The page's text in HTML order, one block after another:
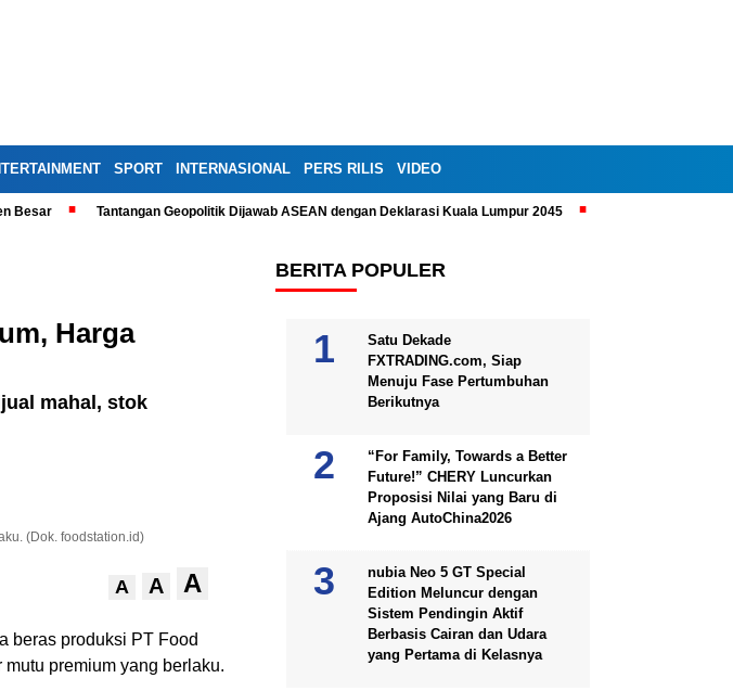
SPORT INTERNASIONAL PERS RILIS VIDEO
Besar Tantangan Geopolitik Dijawab ASEAN dengan Deklarasi Kuala Lumpur 2045
Harga
mahal, stok
(Dok. foodstation.id)
A A A
beras produksi PT Food
premium yang berlaku.
BERITA POPULER
Satu Dekade
FXTRADING.com, Siap
Menuju Fase Pertumbuhan
Berikutnya
“For Family, Towards a Better
Future!” CHERY Luncurkan
Proposisi Nilai yang Baru di
Ajang AutoChina2026
nubia Neo 5 GT Special
Edition Meluncur dengan
Sistem Pendingin Aktif
Berbasis Cairan dan Udara
yang Pertama di Kelasnya